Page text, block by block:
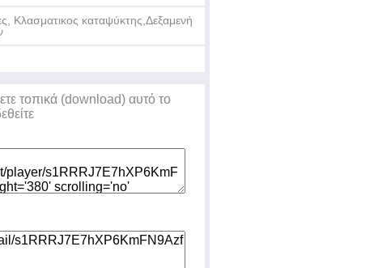
Κλασματικος καταψύκτης,Δεξαμενή
τοπικά (download) αυτό το